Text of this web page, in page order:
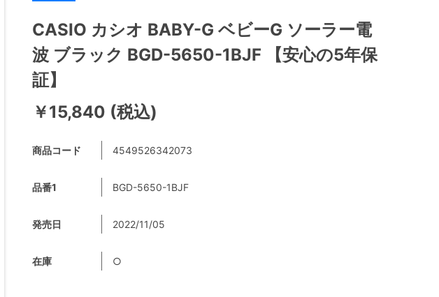
CASIO カシオ BABY-G ベビーG ソーラー電
波 ブラック BGD-5650-1BJF 【安心の5年保
証】
￥15,840 (税込)
商品コード 4549526342073
品番1 BGD-5650-1BJF
発売日 2022/11/05
在庫 ○